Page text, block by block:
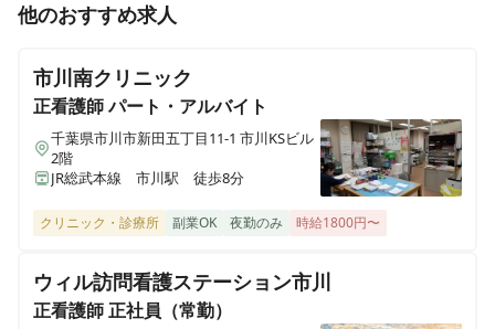
千葉県市川市鬼高三丁目15-13 市川鬼高ウェルズ21 A号室
セントケア訪問看護ステーション新茂原
千葉県茂原市本小轡344-1
セントケアヴィレッジ蘇我
千葉県千葉市中央区蘇我2-5-3
他のおすすめ求人
市川南クリニック
正看護師パート・アルバイト
千葉県市川市新田五丁目11-1 市川KSビル
2階
JR総武本線 市川駅 徒歩8分
クリニック・診療所 副業OK 夜勤のみ 時給1800円〜
ウィル訪問看護ステーション市川
正看護師正社員（常勤）